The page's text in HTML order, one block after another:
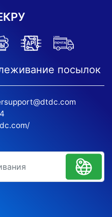
посылок